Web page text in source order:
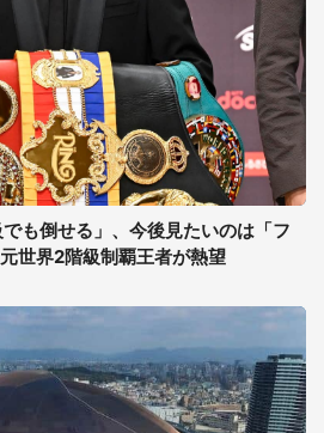
も倒せる」、今後見たいのは「フ
世界2階級制覇王者が熱望